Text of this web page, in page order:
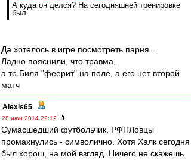
А куда он делся? На сегодняшней тренировке
был.
Да хотелось в игре посмотреть парня...
Ладно пояснили, что травма,
а то Биля "феерит" на поле, а его нет второй
матч
Alexis65 -
28 июн 2014 22:12
Сумасшедший футбольчик. РФПЛовцы
промахнулись - символично. Хотя Халк сегодня
был хорош, на мой взгляд. Ничего не скажешь.